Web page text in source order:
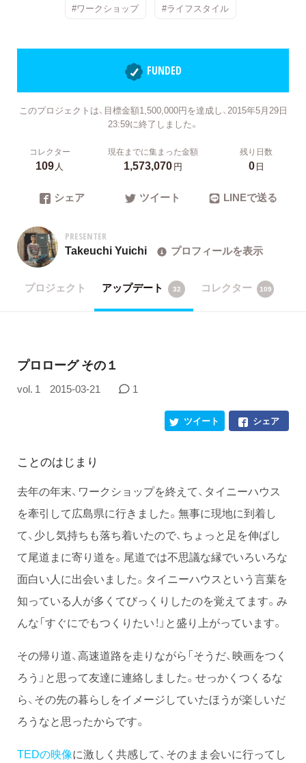
#ワークショップ #ライフスタイル
FUNDED
このプロジェクトは、目標金額1,500,000円を達成し、2015年5月29日
23:59に終了しました。
コレクター
109人
現在までに集まった金額
1,573,070円
残り日数
0日
シェア ツイート LINEで送る
PRESENTER
Takeuchi Yuichi プロフィールを表示
プロジェクト アップデート 32 コレクター 109
プロローグ その１
vol. 1 2015-03-21 1
シェア
ツイート
ことのはじまり
去年の年末、ワークショップを終えて、タイニーハウス
を牽引して広島県に行きました。無事に現地に到着し
て、少し気持ちも落ち着いたので、ちょっと足を伸ばし
て尾道まに寄り道を。尾道では不思議な縁でいろいろな
面白い人に出会いました。タイニーハウスという言葉を
知っている人が多くてびっくりしたのを覚えてます。み
んな「すぐにでもつくりたい！」と盛り上がっています。
その帰り道、高速道路を走りながら「そうだ、映画をつく
ろう」と思って友達に連絡しました。せっかくつくるな
ら、その先の暮らしをイメージしていたほうが楽しいだ
ろうなと思ったからです。
TEDの映像に激しく共感して、そのまま会いに行ってし